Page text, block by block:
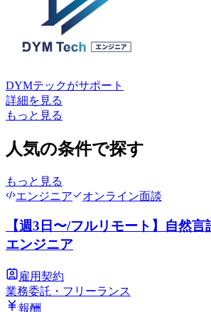
DYMテックがサポート
詳細を見る
もっと見る
人気の条件で探す
もっと見る
エンジニア
オンライン面談
【週3日〜/フルリモート】自然
エンジニア
雇用契約
業務委託・フリーランス
報酬